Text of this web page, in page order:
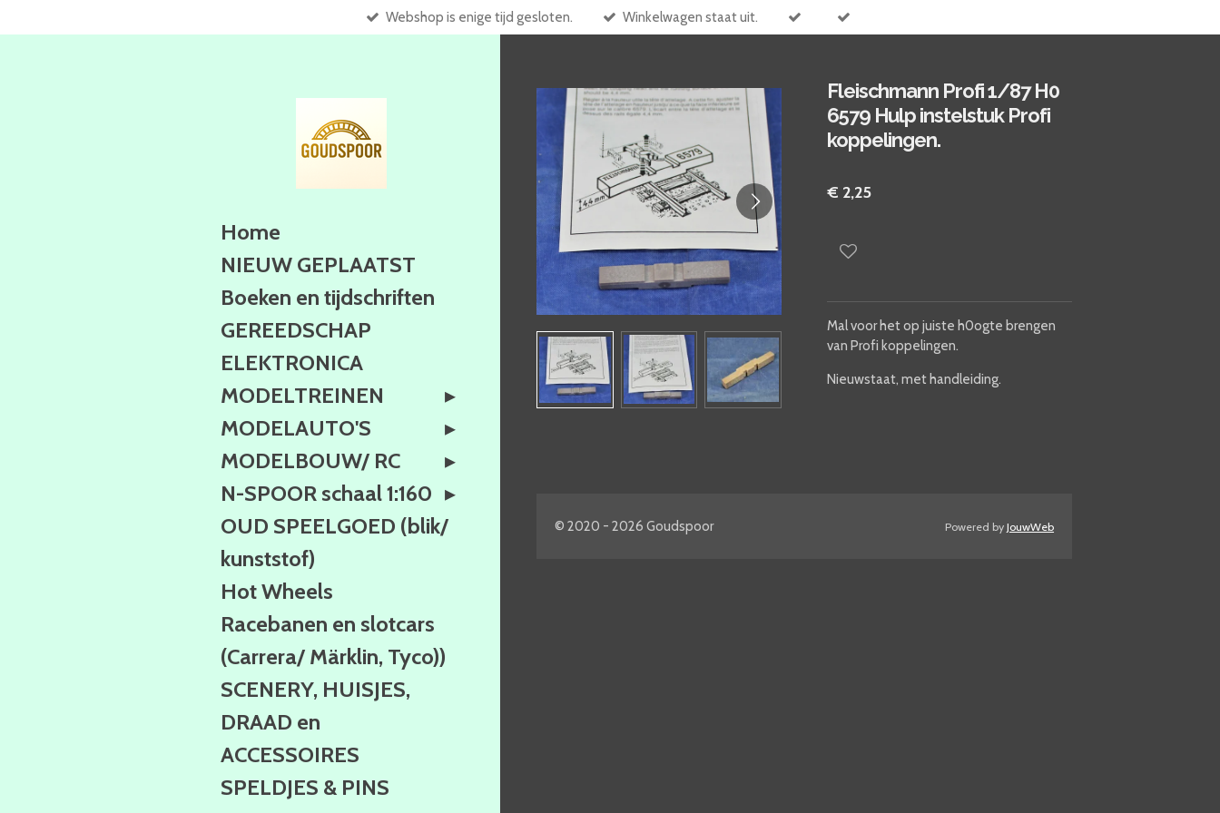
direct
Webshop is enige tijd gesloten. Winkelwagen staat uit.
Fleischmann Profi 1/87 H0
6579 Hulp instelstuk Profi
koppelingen.
€ 2,25
Mal voor het op juiste h0ogte brengen
van Profi koppelingen.
Nieuwstaat, met handleiding.
© 2020 - 2026 Goudspoor Powered byJouwWeb
Home
NIEUW GEPLAATST
Boeken en tijdschriften
GEREEDSCHAP
ELEKTRONICA
MODELTREINEN
MODELAUTO'S
MODELBOUW/ RC
N-SPOOR schaal 1:160
OUD SPEELGOED (blik/
kunststof)
Hot Wheels
Racebanen en slotcars
(Carrera/ Märklin, Tyco))
SCENERY, HUISJES,
DRAAD en
ACCESSOIRES
SPELDJES & PINS